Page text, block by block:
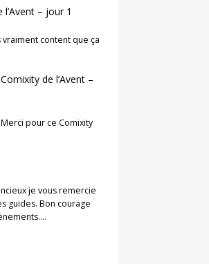
– jour 1
content que ça
Comixity de l’Avent –
pour ce Comixity
je vous remercie
guides. Bon courage